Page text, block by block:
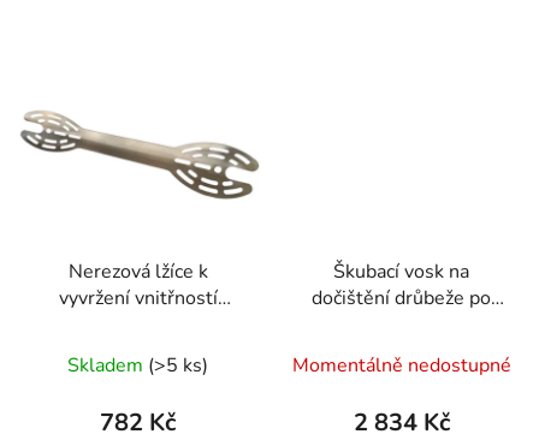
Nerezová lžíce k
vyvržení vnitřností
Skladem (>5 ks)
782 Kč
Škubací vosk na
dočištění drůbeže po
5 plátů
Momentálně nedostupné
2 834 Kč